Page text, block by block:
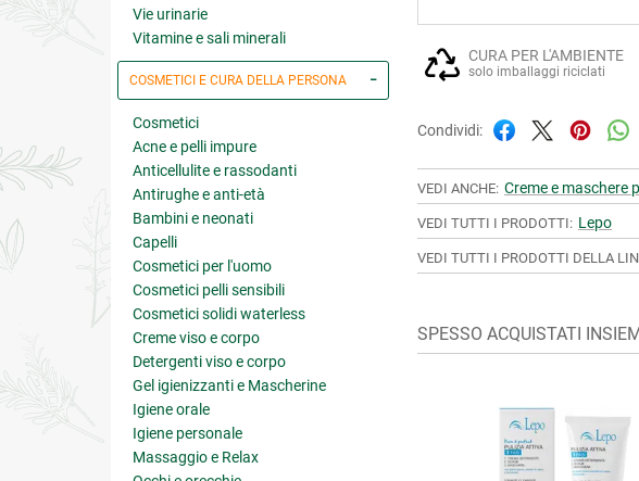
Vie urinarie
Vitamine e sali minerali
COSMETICI E CURA DELLA PERSONA
Cosmetici
Acne e pelli impure
Anticellulite e rassodanti
Antirughe e anti-età
Bambini e neonati
Capelli
Cosmetici per l'uomo
Cosmetici pelli sensibili
Cosmetici solidi waterless
Creme viso e corpo
Detergenti viso e corpo
Gel igienizzanti e Mascherine
Igiene orale
Igiene personale
Massaggio e Relax
CURA PER L'AMBIENTE
solo imballaggi riciclati
Condividi:
VEDI ANCHE: Creme e maschere
VEDI TUTTI I PRODOTTI: Lepo
VEDI TUTTI I PRODOTTI DELLA
SPESSO ACQUISTATI